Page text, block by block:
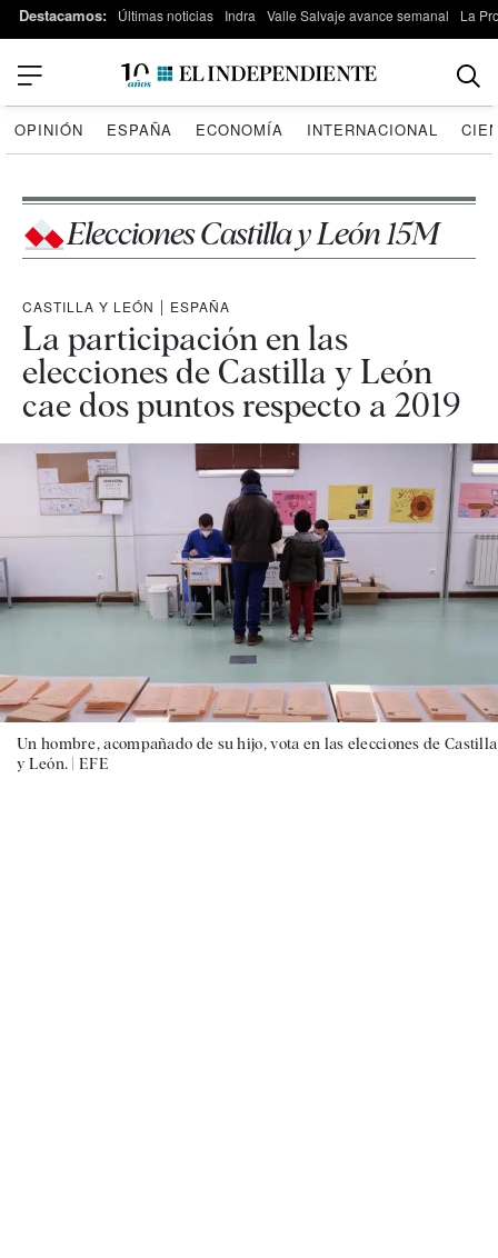
Destacamos: Últimas noticias Indra Valle Salvaje avance semanal La
OPINIÓN ESPAÑA ECONOMÍA INTERNACIONAL
Elecciones Castilla y León 15M
CASTILLA Y LEÓN | ESPAÑA
La participación en las
elecciones de Castilla y León
cae dos puntos respecto a 2019
Un hombre, acompañado de su hijo, vota en las elecciones de Castilla
y León. | EFE